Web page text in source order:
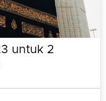
untuk 2